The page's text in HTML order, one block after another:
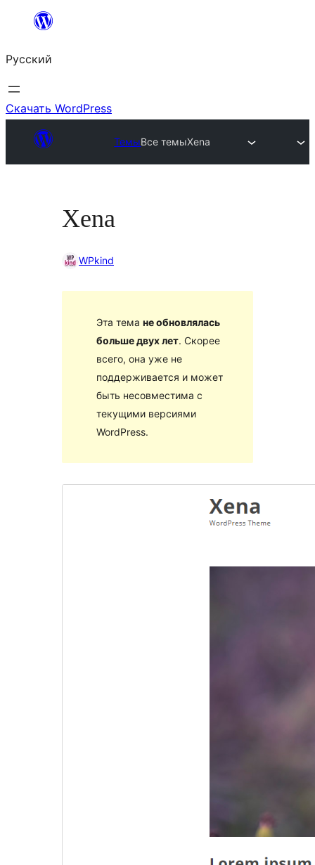
Перейти
содержимому
Русский
Скачать WordPress
ТемыВсе темыXena
Xena
WPkind
Эта тема не обновлялась
больше двух лет. Скорее
всего, она уже не
поддерживается и может
быть несовместима с
текущими версиями
WordPress.